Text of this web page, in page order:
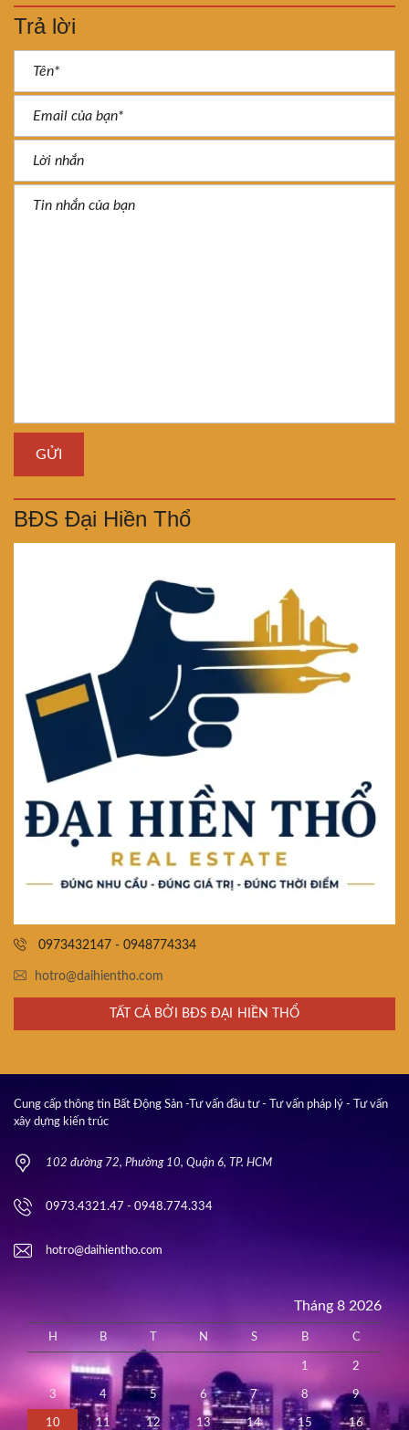
Trả lời
BĐS Đại Hiền Thổ
0973432147 - 0948774334
hotro@daihientho.com
TẤT CẢ BỞI BĐS ĐẠI HIỀN THỔ
Cung cấp thông tin Bất Động Sản -Tư vấn đầu tư - Tư vấn pháp lý - Tư vấn
xây dựng kiến trúc
102 đường 72, Phường 10, Quận 6, TP. HCM
0973.4321.47 - 0948.774.334
hotro@daihientho.com
Tháng 8 2026
H B N S B C
1 2
3 4 5 6 7 8 9
10 11 12 13 14 15 16